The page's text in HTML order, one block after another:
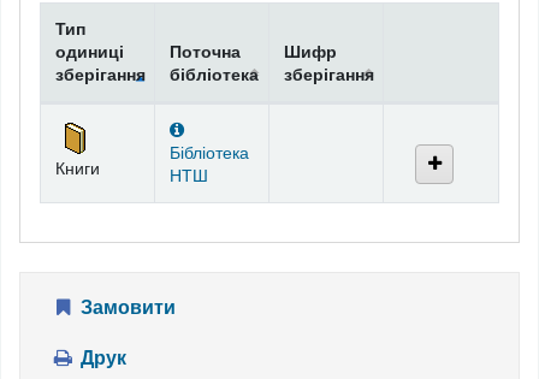
Фонди
Тип
одиниці
зберігання
Поточна
бібліотека
Шифр
зберігання
Книги
Бібліотека
НТШ
Замовити
Друк